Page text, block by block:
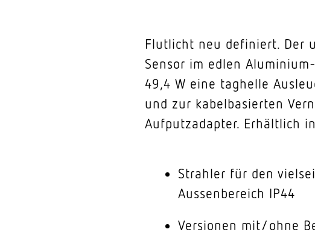
Flutlicht neu definiert. Der
Sensor im edlen
49,4 W eine taghelle
und zur kabelbasierten
Aufputzadapter. Erhältlich
Strahler für den
Aussenbereich IP44
Versionen mit/ohne